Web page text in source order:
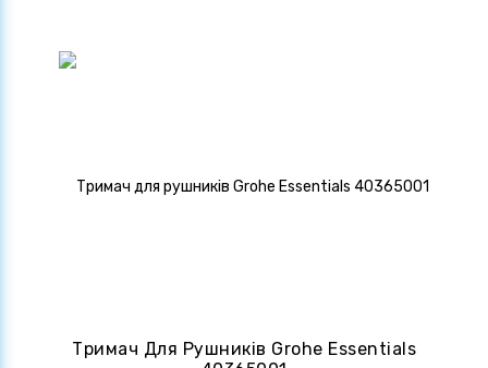
Тримач Для Рушників Grohe Essentials